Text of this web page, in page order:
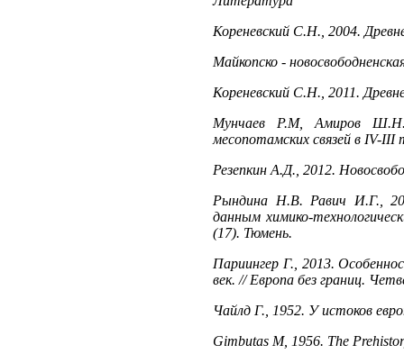
Кореневский С.Н., 2004.
Майкопско -
Кореневский С.Н., 2011.
Мунчаев Р.М, Амиров Ш.Н.,
месопотамских связей в IV-III
Резепкин А.Д., 2012.
Рындина Н.В. Равич И.Г.,
данным химико-
(17). Тюмень.
Париингер Г., 2013.
век. // Европа без границ.
Чайлд Г., 1952. У истоков
Gimbutas М, 1956. The